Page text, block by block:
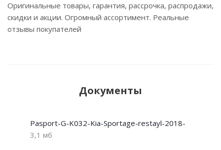
Оригинальные товары, гарантия, рассрочка, распродажи,
скидки и акции. Огромный ассортимент. Реальные
отзывы покупателей
Документы
Pasport-G-K032-Kia-Sportage-restayl-2018-
3,1 мб